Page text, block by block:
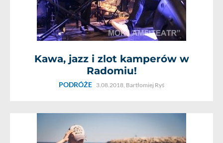
Kawa, jazz i zlot kamperów w
Radomiu!
PODRÓŻE 3.08.2018, Bartłomiej Ryś